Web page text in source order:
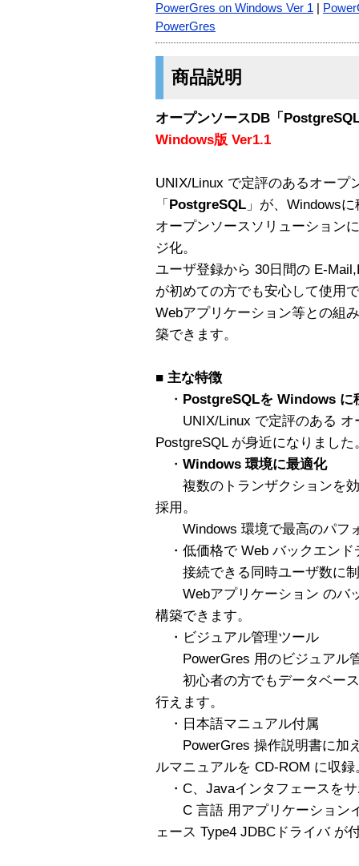
PowerGres on Windows Ver 1
PowerGres
商品説明
オープンソースDB「
Windows版 Ver1.1
UNIX/Linux で定評のあるオープ
「 PostgreSQL 」が、Windows
オープンソースソリューション
ジ化。
ユーザ登録から 30日間の E-
が初めての方でも安心して使用
Webアプリケーション等との組
築できます。
■ 主な特徴
・ PostgreSQLを Windows に
UNIX/Linux で定評のある オ
PostgreSQL が身近になりました
・ Windows 環境に最適化
複数のトランザクションを効
採用。
Windows 環境で最高のパフ
・低価格で Web バックエンド
接続できる同時ユーザ数に制
Webアプリケーション のバ
構築できます。
・ビジュアル管理ツール
PowerGres 用のビジュアル
初心者の方でもデータベース
行えます。
・日本語マニュアル付属
PowerGres 操作説明書に加え
ルマニュアルを CD-ROM に収録
・C、Javaインタフェースを
C 言語 用アプリケーション
ェース Type4 JDBCドライバ が